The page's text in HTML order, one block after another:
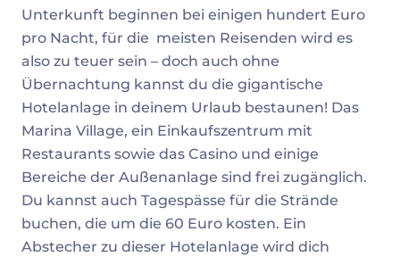
Unterkunft beginnen bei einigen hundert Euro
pro Nacht, für die meisten Reisenden wird es
also zu teuer sein – doch auch ohne
Übernachtung kannst du die gigantische
Hotelanlage in deinem Urlaub bestaunen! Das
Marina Village, ein Einkaufszentrum mit
Restaurants sowie das Casino und einige
Bereiche der Außenanlage sind frei zugänglich.
Du kannst auch Tagespässe für die Strände
buchen, die um die 60 Euro kosten. Ein
Abstecher zu dieser Hotelanlage wird dich